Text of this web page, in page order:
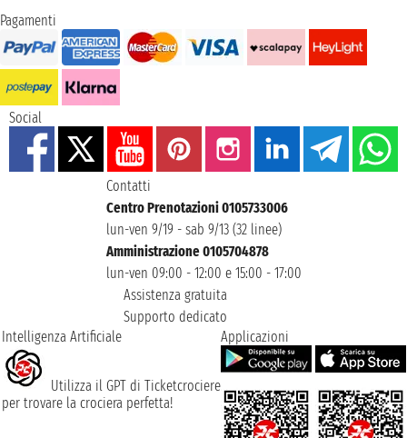
Pagamenti
Social
Contatti
Centro Prenotazioni 0105733006
lun-ven 9/19 - sab 9/13 (32 linee)
Amministrazione 0105704878
lun-ven 09:00 - 12:00 e 15:00 - 17:00
Assistenza gratuita
Supporto dedicato
Intelligenza Artificiale
Utilizza il GPT di Ticketcrociere
per trovare la crociera perfetta!
Applicazioni